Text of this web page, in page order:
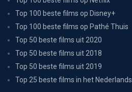
Top 100 beste films op Disney+
Top 100 beste films op Pathé Thuis
Top 50 beste films uit 2020
Top 50 beste films uit 2018
Top 50 beste films uit 2019
Top 25 beste films in het Nederlands